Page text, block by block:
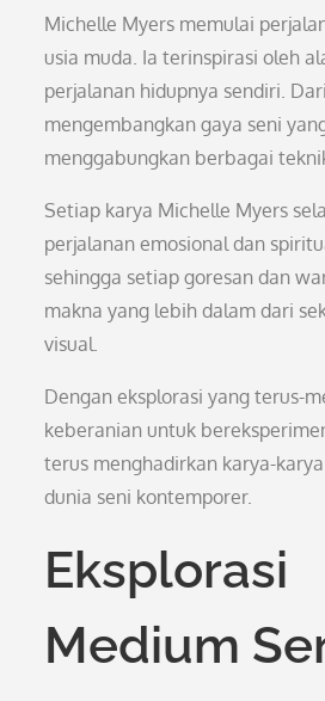
Michelle Myers memulai
usia muda. Ia terinspirasi oleh
perjalanan hidupnya sendiri.
mengembangkan gaya seni
menggabungkan berbagai
Setiap karya Michelle Myers
perjalanan emosional dan
sehingga setiap goresan dan
makna yang lebih dalam dari
visual.
Dengan eksplorasi yang terus-
keberanian untuk
terus menghadirkan karya-
dunia seni kontemporer.
Eksplorasi
Medium